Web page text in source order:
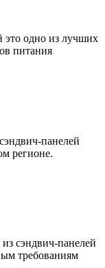
это одно из лучших
питания
панелей
регионе.
сэндвич-панелей
требованиям